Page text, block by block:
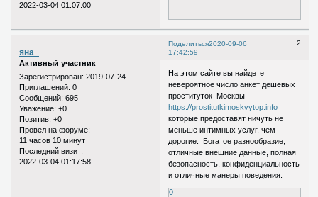
2022-03-04 01:07:00
Поделиться 2
2020-09-06
17:42:59
яна_
Активный участник
Зарегистрирован: 2019-07-24
Приглашений: 0
Сообщений: 695
Уважение: +0
Позитив: +0
Провел на форуме:
11 часов 10 минут
Последний визит:
2022-03-04 01:17:58
На этом сайте вы найдете
невероятное число анкет дешевых
проституток Москвы
https://prostitutkimoskvytop.info
которые предоставят ничуть не
меньше интимных услуг, чем
дорогие. Богатое разнообразие,
отличные внешние данные, полная
безопасность, конфиденциальность
и отличные манеры поведения.
0